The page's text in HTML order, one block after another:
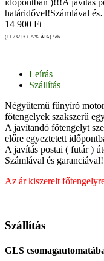
időpontban )!!!A javítás
határidővel!Számlával
14 900 Ft
(11 732 Ft + 27% ÁFA) / db
Leírás
Szállítás
Négyütemű fűnyíró
főtengelyek szakszerű
A javítandó főtengelyt
előre egyeztetett
A javítás postai ( futár )
Számlával és garanciával!
Az ár kiszerelt
Szállítás
GLS